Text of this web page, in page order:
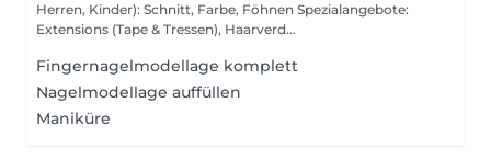
Herren, Kinder): Schnitt, Farbe, Föhnen Spezialangebote:
Extensions (Tape & Tressen), Haarverd...
Fingernagelmodellage komplett
Nagelmodellage auffüllen
Maniküre